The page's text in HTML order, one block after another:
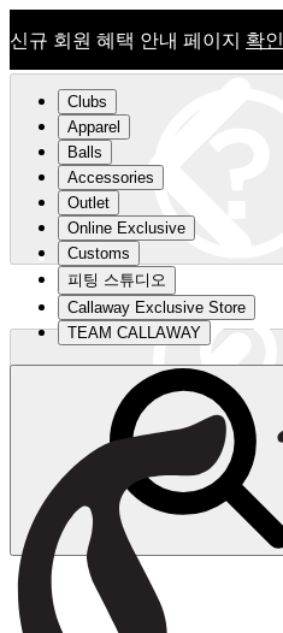
신규 회원 혜택 안내 페이지 확인
신규 회원 혜택 안내 페이지확인
Clubs
Apparel
Balls
Accessories
Outlet
Online Exclusive
Customs
피팅 스튜디오
Callaway Exclusive Store
TEAM CALLAWAY